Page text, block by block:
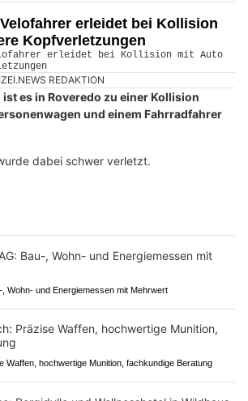
erleidet bei Kollision
Kopfverletzungen
REDAKTION
es in Roveredo zu einer Kollision
und einem Fahrradfahrer
dabei schwer verletzt.
Wohn- und Energiemessen mit Mehrwert
Waffen, hochwertige Munition, fachkundige Beratung